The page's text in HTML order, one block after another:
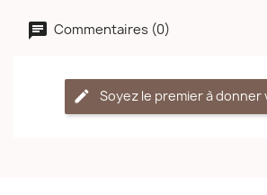
Commentaires (0)
Soyez le premier à donner